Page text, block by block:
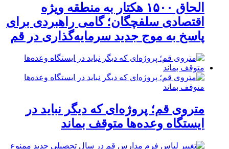
الحاق ۱۵۰۰ هکتار به منطقه ویژه
اقتصادی سلفچگان؛ گامی راهبردی برای
پاسخ به موج جدید سرمایه‌گذاری در قم
متروی قم؛ پروژه‌ای که دیگر نباید در
ایستگاه وعده‌ها متوقف بماند